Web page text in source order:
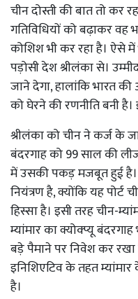
चीन दोस्ती की बात तो कर
गतिविधियों को बढ़ाकर वह
कोशिश भी कर रहा है। ऐसे
पड़ोसी देश श्रीलंका से।
जाने देगा, हालांकि भारत
को घेरने की रणनीति बनी
श्रीलंका को चीन ने कर्ज के
बंदरगाह को 99 साल की
में उसकी पकड़ मजबूत हुई है।
नियंत्रण है, क्योंकि यह पोर्ट
हिस्सा है। इसी तरह चीन-
म्यांमार का क्योक्प्यू
बड़े पैमाने पर निवेश कर रखा
इनिशिएटिव के तहत
है।